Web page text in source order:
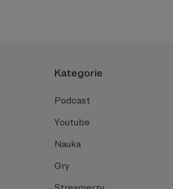
Kategorie
Podcast
Youtube
Nauka
Gry